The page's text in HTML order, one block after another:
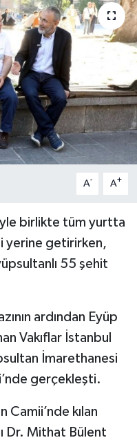
A- A+
birlikte tüm yurtta
yerine getirirken,
55 şehit
ardından Eyüp
Vakıflar İstanbul
İmarethanesi
gerçekleşti.
Camii’nde kılan
Dr. Mithat Bülent